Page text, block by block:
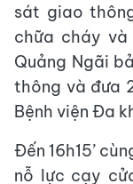
sát giao
chữa cháy
Quảng Ngãi
thông và đưa
Bệnh viện Đa
Đến 16h15’
nỗ lực cạy